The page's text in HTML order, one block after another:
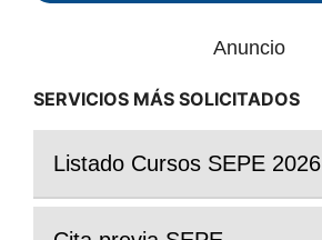
Anuncio
SERVICIOS MÁS SOLICITADOS
Listado Cursos SEPE 2026